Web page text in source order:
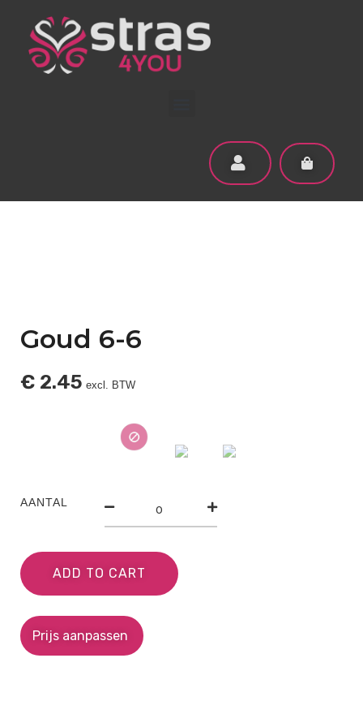
Goud 6-6
€ 2.45 excl. BTW
AANTAL
ADD TO CART
Prijs aanpassen